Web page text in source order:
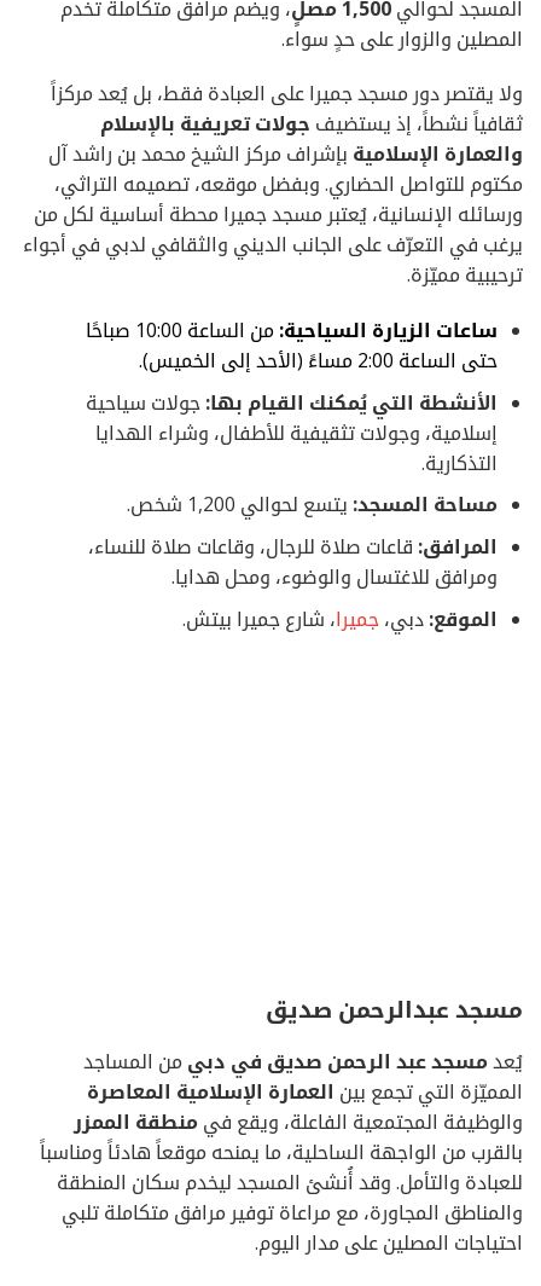
المسجد لحوالي1,500 مصلٍ
، ويضم مرافق متكاملة تخدم
المصلين والزوار على حدٍ سواء.
ولا يقتصر دور مسجد جميرا على العبادة فقط، بل يُعد مركزاً
ثقافياً نشطاً، إذ يستضيفجولات تعريفية بالإسلام
والعمارة الإسلاميةبإشراف مركز الشيخ محمد بن راشد آل
مكتوم للتواصل الحضاري. وبفضل موقعه، تصميمه التراثي،
ورسائله الإنسانية، يُعتبر مسجد جميرا محطة أساسية لكل من
يرغب في التعرّف على الجانب الديني والثقافي لدبي في أجواء
ترحيبية مميّزة.
ساعات الزيارة السياحية:
من الساعة 10:00 صباحًا
حتى الساعة 2:00 مساءً (الأحد إلى الخميس).
الأنشطة التي يُمكنك القيام بها:جولات سياحية
إسلامية، وجولات تثقيفية للأطفال، وشراء الهدايا
التذكارية.
مساحة المسجد:يتسع لحوالي 1,200 شخص.
المرافق:قاعات صلاة للرجال، وقاعات صلاة للنساء،
ومرافق للاغتسال والوضوء، ومحل هدايا.
الموقع:دبي،جميرا، شارع جميرا بيتش.
مسجد عبدالرحمن صديق
يُعدمسجد عبد الرحمن صديق في دبيمن المساجد
المميّزة التي تجمع بينالعمارة الإسلامية المعاصرة
والوظيفة المجتمعية الفاعلة، ويقع فيمنطقة الممزر
بالقرب من الواجهة الساحلية، ما يمنحه موقعاً هادئاً ومناسباً
للعبادة والتأمل. وقد أُنشئ المسجد ليخدم سكان المنطقة
والمناطق المجاورة، مع مراعاة توفير مرافق متكاملة تلبي
احتياجات المصلين على مدار اليوم.